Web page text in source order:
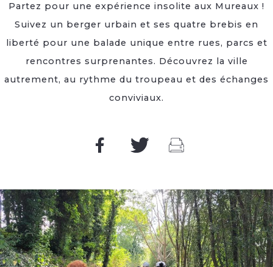
Partez pour une expérience insolite aux Mureaux !
Suivez un berger urbain et ses quatre brebis en
liberté pour une balade unique entre rues, parcs et
rencontres surprenantes. Découvrez la ville
autrement, au rythme du troupeau et des échanges
conviviaux.